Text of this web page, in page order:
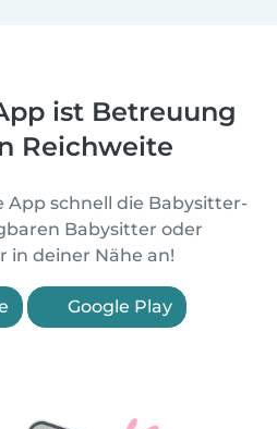
ist Betreuung
Reichweite
App schnell die Babysitter-
Babysitter oder
in deiner Nähe an!
Google Play